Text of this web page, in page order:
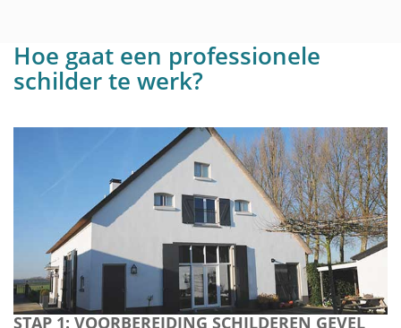
Hoe gaat een professionele
schilder te werk?
STAP 1: VOORBEREIDING SCHILDEREN GEVEL